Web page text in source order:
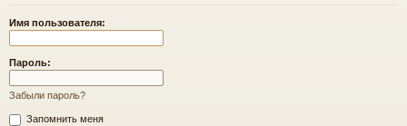
Имя пользователя:
Пароль:
Забыли пароль?
Запомнить меня